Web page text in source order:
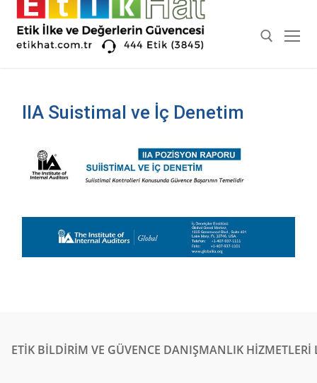
İçeriğe
atla
IIA Suistimal ve İç Denetim
ETİK BİLDİRİM VE GÜVENCE DANIŞMANLIK HİZMETLERİ